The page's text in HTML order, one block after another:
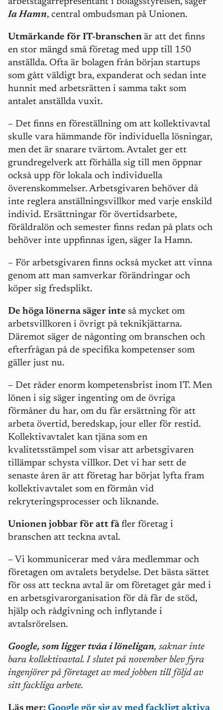
Ia Hamn, central ombudsman på Unionen.
Utmärkande för IT-branschen är att det finns
en stor mängd små företag med upp till 150
anställda. Ofta är bolagen från början startups
som gått väldigt bra, expanderat och sedan inte
hunnit med arbetsrätten i samma takt som
antalet anställda vuxit.
– Det finns en föreställning om att kollektivavtal
skulle vara hämmande för individuella lösningar,
men det är snarare tvärtom. Avtalet ger ett
grundregelverk att förhålla sig till men öppnar
också upp för lokala och individuella
överenskommelser. Arbetsgivaren behöver då
inte reglera anställningsvillkor med varje enskild
individ. Ersättningar för övertidsarbete,
föräldralön och semester finns redan på plats och
behöver inte uppfinnas igen, säger Ia Hamn.
– För arbetsgivaren finns också mycket att vinna
genom att man samverkar förändringar och
köper sig fredsplikt.
De höga lönerna säger inte så mycket om
arbetsvillkoren i övrigt på teknikjättarna.
Däremot säger de någonting om branschen och
efterfrågan på de specifika kompetenser som
gäller just nu.
– Det råder enorm kompetensbrist inom IT. Men
lönen i sig säger ingenting om de övriga
förmåner du har, om du får ersättning för att
arbeta övertid, beredskap, jour eller för restid.
Kollektivavtalet kan tjäna som en
kvalitetsstämpel som visar att arbetsgivaren
tillämpar schysta villkor. Det vi har sett de
senaste åren är att företag har börjat lyfta fram
kollektivavtalet som en förmån vid
rekryteringsprocesser och liknande.
Unionen jobbar för att få fler företag i
branschen att teckna avtal.
– Vi kommunicerar med våra medlemmar och
företagen om avtalets betydelse. Det bästa sättet
för oss att teckna avtal är om företaget går med i
en arbetsgivarorganisation för då får de stöd,
hjälp och rådgivning och inflytande i
avtalsrörelsen.
Google, som ligger tvåa i löneligan, saknar inte
bara kollektivavtal. I slutet på november blev fyra
ingenjörer på företaget av med jobben till följd av
sitt fackliga arbete.